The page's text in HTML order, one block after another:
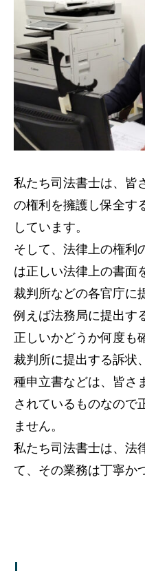
私たち司法書士は、皆
の権利を擁護し保全す
しています。
そして、法律上の権利
は正しい法律上の書面
裁判所などの各官庁に
例えば法務局に提出す
正しいかどうか何度も
裁判所に提出する訴状
種申立書などは、皆さ
されているものなので
ません。
私たち司法書士は、法
て、その業務は丁寧か